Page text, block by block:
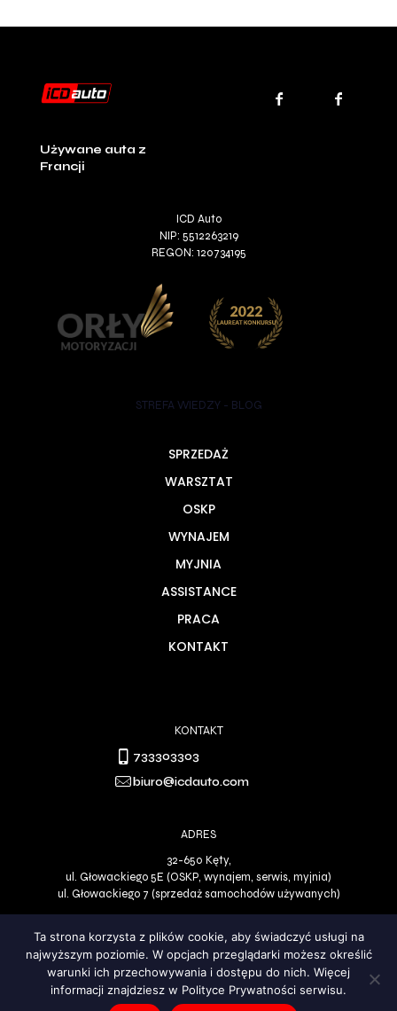
Używane auta z
Francji
ICD Auto
NIP: 5512263219
REGON: 120734195
STREFA WIEDZY - BLOG
SPRZEDAŻ
WARSZTAT
OSKP
WYNAJEM
MYJNIA
ASSISTANCE
PRACA
KONTAKT
KONTAKT
733303303
biuro@icdauto.com
ADRES
32-650 Kęty,
ul. Głowackiego 5E (OSKP, wynajem, serwis, myjnia)
ul. Głowackiego 7 (sprzedaż samochodów używanych)
Polityka Prywatności DO GÓRY
Ta strona korzysta z plików cookie, aby świadczyć usługi na
najwyższym poziomie. W opcjach przeglądarki możesz określić
warunki ich przechowywania i dostępu do nich. Więcej
informacji znajdziesz w Polityce Prywatności serwisu.